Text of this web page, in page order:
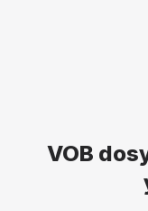
VOB